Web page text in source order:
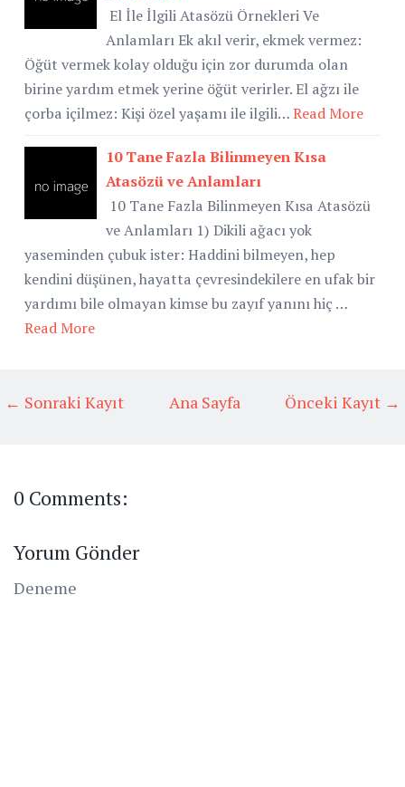
El İle İlgili Atasözü Örnekleri Ve
Anlamları Ek akıl verir, ekmek vermez:
Öğüt vermek kolay olduğu için zor durumda olan
birine yardım etmek yerine öğüt verirler. El ağzı ile
çorba içilmez: Kişi özel yaşamı ile ilgili…Read More
10 Tane Fazla Bilinmeyen Kısa
Atasözü ve Anlamları
10 Tane Fazla Bilinmeyen Kısa Atasözü
ve Anlamları 1) Dikili ağacı yok
yaseminden çubuk ister: Haddini bilmeyen, hep
kendini düşünen, hayatta çevresindekilere en ufak bir
yardımı bile olmayan kimse bu zayıf yanını hiç …
Read More
← Sonraki Kayıt Önceki Kayıt →
Ana Sayfa
0 Comments:
Yorum Gönder
Deneme